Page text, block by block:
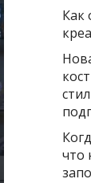
Как
что